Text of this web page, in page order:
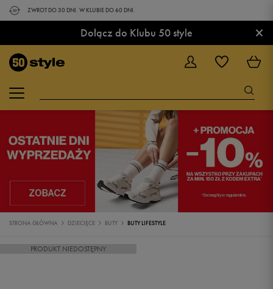
ZWROT DO 30 DNI. W KLUBIE DO 60 DNI.
Dołącz do Klubu 50 style ×
STRONA GŁÓWNA DZIECIĘCE BUTY BUTY LIFESTYLE
PRODUKT NIEDOSTĘPNY